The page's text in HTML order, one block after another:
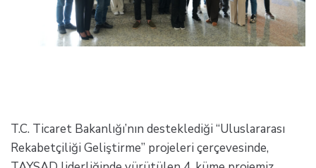
T.C. Ticaret Bakanlığı’nın desteklediği “Uluslararası
Rekabetçiliği Geliştirme” projeleri çerçevesinde,